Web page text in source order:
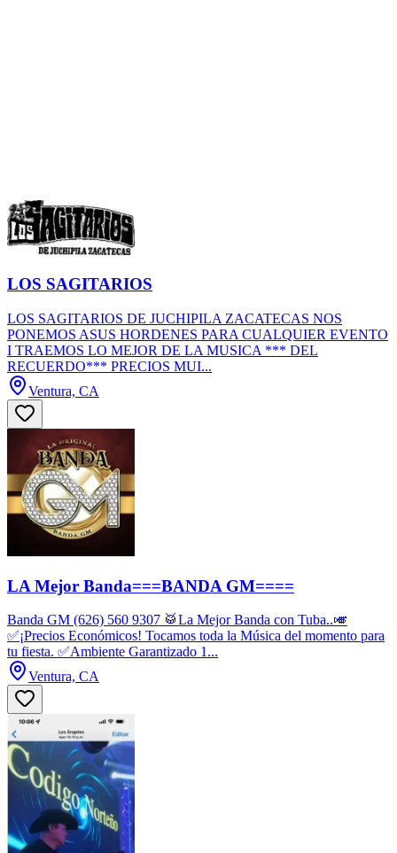
LOS SAGITARIOS
LOS SAGITARIOS DE JUCHIPILA ZACATECAS NOS
PONEMOS ASUS HORDENES PARA CUALQUIER EVENTO
I TRAEMOS LO MEJOR DE LA MUSICA *** DEL
RECUERDO*** PRECIOS MUI...
Ventura, CA
LA Mejor Banda===BANDA GM====
Banda GM (626) 560 9307 🥁La Mejor Banda con Tuba..🎺
✅¡Precios Económicos! Tocamos toda la Música del momento para
tu fiesta. ✅Ambiente Garantizado 1...
Ventura, CA